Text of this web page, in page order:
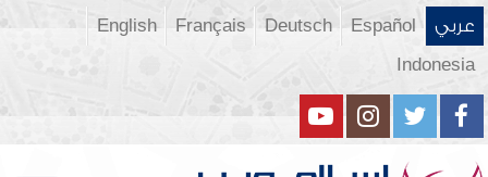
عربي Español
Deutsch
Français
English
Indonesia